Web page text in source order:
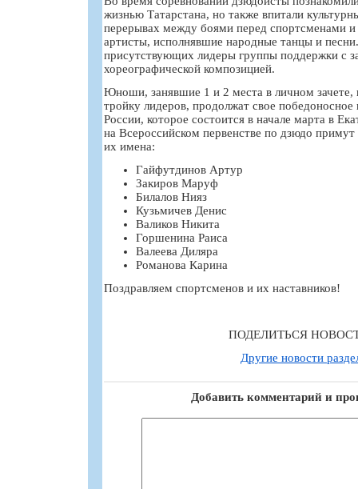
жизнью Татарстана, но также впитали
перерывах между боями перед спортсменами
артисты, исполнявшие народные танцы и
присутствующих лидеры группы поддержки с
хореографической композицией.
Юноши, занявшие 1 и 2 места в личном
тройку лидеров, продолжат свое победоносное
России, которое состоится в начале марта в
на Всероссийском первенстве по дзюдо
их имена:
Гайфутдинов Артур
Закиров Маруф
Билалов Нияз
Кузьмичев Денис
Валиков Никита
Горшенина Раиса
Валеева Диляра
Романова Карина
Поздравляем спортсменов и их наставников!
ПОДЕЛИТЬСЯ
Другие новости
Добавить комментарий и